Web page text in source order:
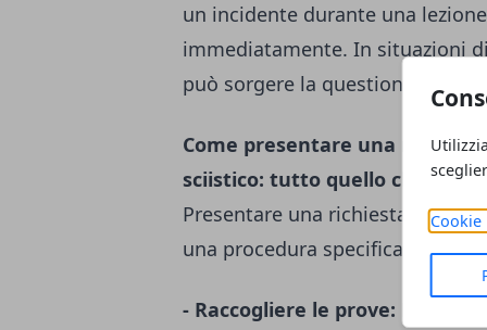
Cookie
un incidente durante una
immediatamente. In situazioni
può sorgere la questione di un
Come presentare una
sciistico: tutto quello che devi
Presentare una richiesta di
una procedura specifica. Ecco i
- Raccogliere le prove: